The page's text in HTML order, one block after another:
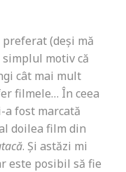
(deși mă
motiv că
cât mai mult
filmele… În ceea
fost marcată
doilea film din
. Și astăzi mi
este posibil să fie